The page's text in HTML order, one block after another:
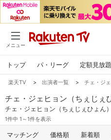
メニュー
トップ パ・リーグ 定額見放題
楽天TV > 出演者一覧 > チェ・ジ
チェ・ジェヒョン（ちぇじぇ
チェ・ジェヒョン（ちぇじぇひょん
1件中 1～1件を表示
マッチング 価格順 新着順